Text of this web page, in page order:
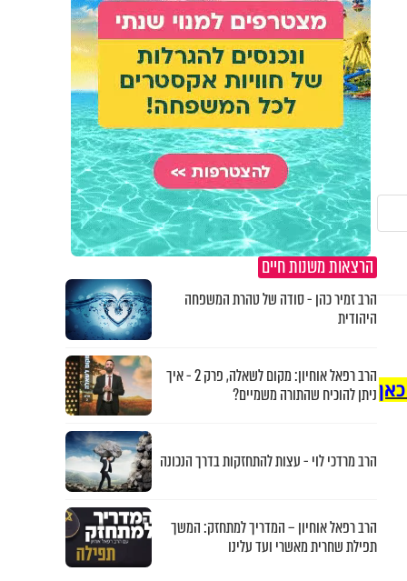
הרצאות משנות חיים
הרב זמיר כהן - סודה של טהרת המשפחה
היהודית
הרב רפאל אוחיון: מקום לשאלה, פרק 2 - איך
ניתן להוכיח שהתורה משמיים?
הרב מרדכי לוי - עצות להתחזקות בדרך הנכונה
הרב רפאל אוחיון – המדריך למתחזק: המשך
תפילת שחרית מאשרי ועד עלינו